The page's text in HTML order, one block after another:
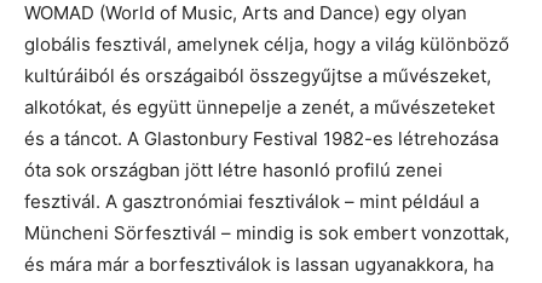
WOMAD (World of Music, Arts and Dance) egy olyan
globális fesztivál, amelynek célja, hogy a világ különböző
kultúráiból és országaiból összegyűjtse a művészeket,
alkotókat, és együtt ünnepelje a zenét, a művészeteket
és a táncot. A Glastonbury Festival 1982-es létrehozása
óta sok országban jött létre hasonló profilú zenei
fesztivál. A gasztronómiai fesztiválok – mint például a
Müncheni Sörfesztivál – mindig is sok embert vonzottak,
és mára már a borfesztiválok is lassan ugyanakkora, ha